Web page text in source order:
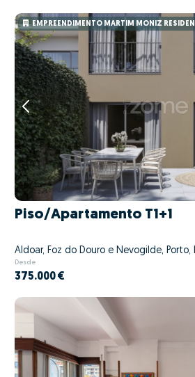
EMPREENDIMENTO MARTIM MONIZ
Piso/Apartamento T1+1
Aldoar, Foz do Douro e Nevogilde, Porto,
Desde
375.000 €